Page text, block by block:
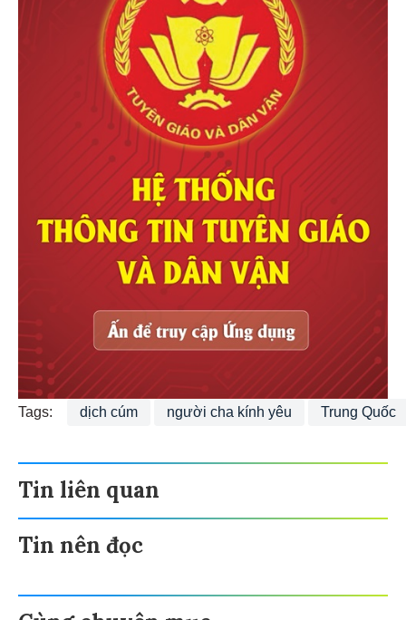
Tags: dịch cúm người cha kính yêu Trung Quốc
Tin liên quan
Tin nên đọc